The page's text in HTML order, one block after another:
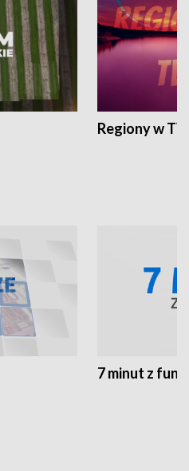
Regiony w
7 minut z